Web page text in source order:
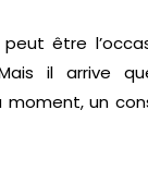
être
il arrive
moment, un